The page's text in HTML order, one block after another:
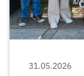
31.05.2026